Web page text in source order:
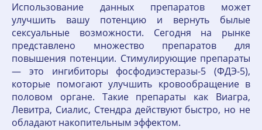
Использование данных препаратов может
улучшить вашу потенцию и вернуть былые
сексуальные возможности. Сегодня на рынке
представлено множество препаратов для
повышения потенции. Стимулирующие препараты
— это ингибиторы фосфодиэстеразы-5 (ФДЭ-5),
которые помогают улучшить кровообращение в
половом органе. Такие препараты как Виагра,
Левитра, Сиалис, Стендра действуют быстро, но не
обладают накопительным эффектом.